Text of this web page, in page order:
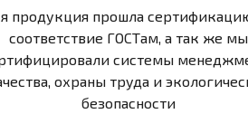
продукция прошла
соответствие ГОСТам, а так же мы
системы
охраны труда и
безопасности